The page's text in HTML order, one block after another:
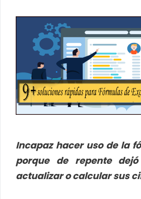
Incapaz hacer uso de la
porque de repente
actualizar o calcular sus